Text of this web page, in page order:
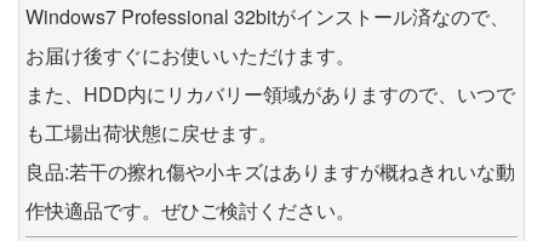
Windows7 Professional 32bitがインストール済なので、
お届け後すぐにお使いいただけます。
また、HDD内にリカバリー領域がありますので、いつで
も工場出荷状態に戻せます。
良品:若干の擦れ傷や小キズはありますが概ねきれいな動
作快適品です。ぜひご検討ください。